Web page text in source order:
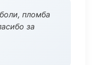
пломба
за